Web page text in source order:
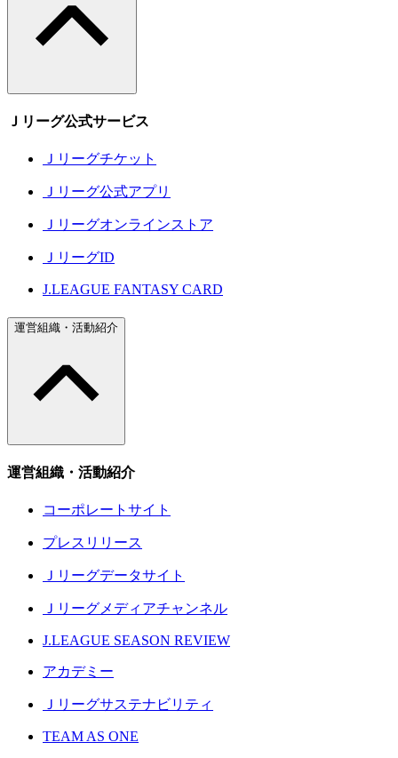
Ｊリーグ公式サービス
Ｊリーグチケット
Ｊリーグ公式アプリ
Ｊリーグオンラインストア
ＪリーグID
J.LEAGUE FANTASY CARD
運営組織・活動紹介
運営組織・活動紹介
コーポレートサイト
プレスリリース
Ｊリーグデータサイト
Ｊリーグメディアチャンネル
J.LEAGUE SEASON REVIEW
アカデミー
Ｊリーグサステナビリティ
TEAM AS ONE